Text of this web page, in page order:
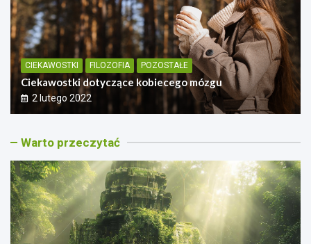
CIEKAWOSTKI FILOZOFIA POZOSTAŁE
Ciekawostki dotyczące kobiecego mózgu
2 lutego 2022
Warto przeczytać